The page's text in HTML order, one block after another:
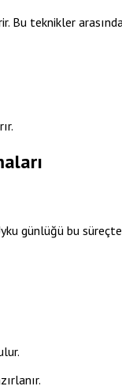
Bu teknikler
günlüğü bu